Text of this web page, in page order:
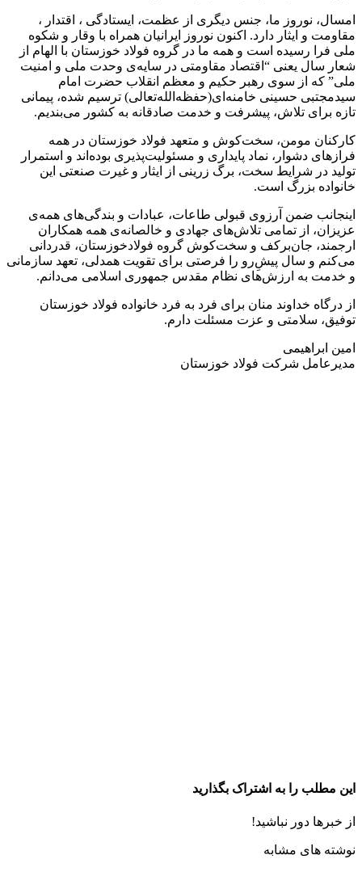
امسال، نوروز ما، جنس دیگری از عظمت، ایستادگی ، اقتدار ،
مقاومت و ایثار دارد. اکنون نوروز ایرانیان همراه با وقار و شکوه
ملی فرا رسیده است و همه ما در گروه فولاد خوزستان با الهام از
شعار سال یعنی “‌اقتصاد مقاومتی در سایه‌ی وحدت ملی و امنیت
ملی” که از سوی رهبر حکیم و معظم انقلاب حضرت‌ امام
سیدمجتبی حسینی خامنه‌ای(حفظه‌الله‌تعالی) ترسیم شده، پیمانی
تازه برای تلاش، پیشرفت و خدمت صادقانه به کشور می‌بندیم.
کارکنان مومن، سخت‌کوش و متعهد فولاد خوزستان در همه
فرازهای دشوار، نماد پایداری و مسئولیت‌پذیری بوده‌اند و استمرار
تولید در شرایط سخت، برگ زرینی از ایثار و غیرت صنعتی این
خانواده بزرگ است.
اینجانب ضمن آرزوی قبولی طاعات، عبادات و بندگی‌های همه‌ی
عزیزان، از تمامی تلاش‌های جهادی و خالصانه‌ی همه همکاران
ارجمند، جان‌برکف و سخت‌کوش گروه فولادخوزستان، قدردانی
می‌کنم و سال پیشِ‌رو را فرصتی برای تقویت همدلی، تعهد سازمانی
و خدمت به ارزش‌های نظام مقدس جمهوری اسلامی می‌دانم.
از درگاه خداوند منان برای فرد به فرد خانواده فولاد خوزستان
توفیق، سلامتی و عزت مسئلت دارم.
امین ابراهیمی
مدیرعامل شرکت فولاد خوزستان
این مطلب را به اشتراک بگذارید
از خبرها دور نباشید!
نوشته های مشابه